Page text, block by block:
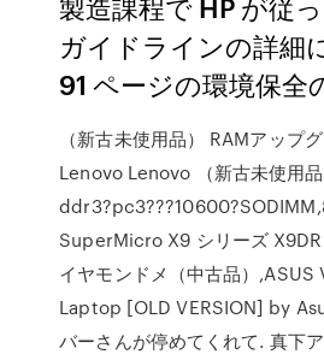
ガイドラインの詳細
91 ページの環境保全
（新古未使用品） RAMアップ
Lenovo Lenovo （新古未使用
SuperMicro X9 シリーズ
イヤモンドメ（中古品）,ASUS
Laptop [OLD VERSION] by
バーさんが停めてくれて. 真下